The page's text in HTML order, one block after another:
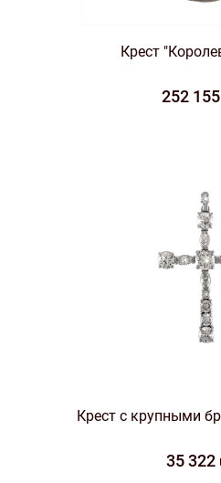
Крест
252 155
Крест с крупными
35 322